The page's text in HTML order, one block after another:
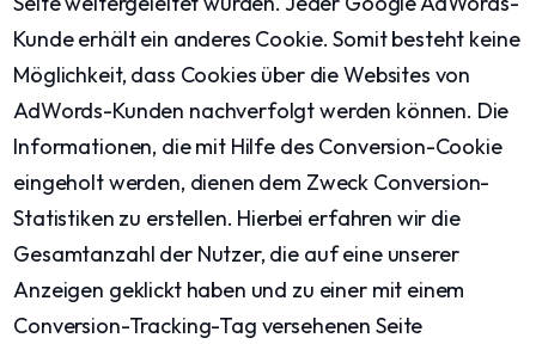
Kunde erhält ein anderes Cookie. Somit besteht keine
Möglichkeit, dass Cookies über die Websites von
AdWords-Kunden nachverfolgt werden können. Die
Informationen, die mit Hilfe des Conversion-Cookie
eingeholt werden, dienen dem Zweck Conversion-
Statistiken zu erstellen. Hierbei erfahren wir die
Gesamtanzahl der Nutzer, die auf eine unserer
Anzeigen geklickt haben und zu einer mit einem
Conversion-Tracking-Tag versehenen Seite